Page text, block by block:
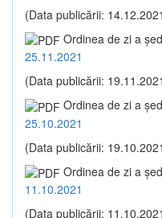
(Data publicării:
Ordinea de zi a
25.11.2021
(Data publicării:
Ordinea de zi a
25.10.2021
(Data publicării:
Ordinea de zi a
11.10.2021
(Data publicării: